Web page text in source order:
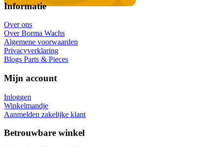
Informatie
Over ons
Over Borma Wachs
Algemene voorwaarden
Privacyverklaring
Blogs Parts & Pieces
Mijn account
Inloggen
Winkelmandje
Aanmelden zakelijke klant
Betrouwbare winkel